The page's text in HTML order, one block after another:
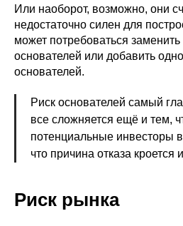
Или наоборот, возможно, они
недостаточно силен для
может потребоваться
основателей или добавить
основателей.
Риск основателей самый
все сложняется ещё и тем,
потенциальные инвесторы
что причина отказа кроется
Риск рынка